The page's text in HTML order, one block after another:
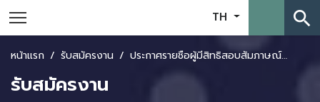
TH search
หน้าแรก รับสมัครงาน ประกาศรายชื่อผู้มีสิทธิสอบสัมภาษณ์ตำแหน่ง นักวิชาการอาวุโส สข.
รับสมัครงาน